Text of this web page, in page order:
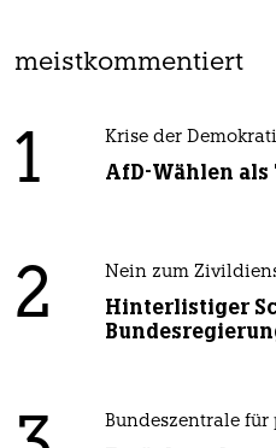
meistkommentiert
1 Krise der
AfD-Wählen
2 Nein zum
Hinterlistiger
Bundeszentrale